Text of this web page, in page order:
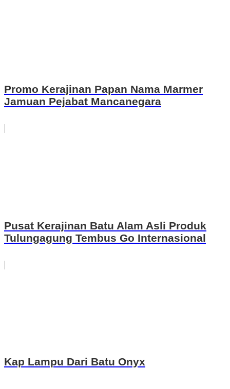
Promo Kerajinan Papan Nama Marmer
Jamuan Pejabat Mancanegara
Pusat Kerajinan Batu Alam Asli Produk
Tulungagung Tembus Go Internasional
Kap Lampu Dari Batu Onyx